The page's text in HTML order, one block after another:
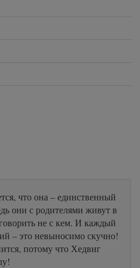
что она – единственный
они с родителями живут в
не с кем. И каждый
– это невыносимо скучно!
потому что Хедвиг